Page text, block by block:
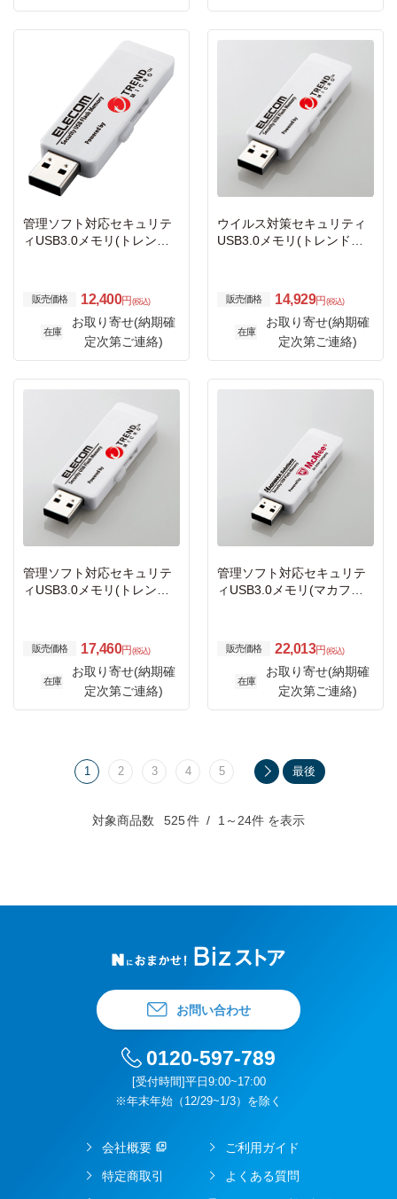
管理ソフト対応セキュリテ
ィUSB3.0メモリ(トレンド
販売価格 12,400円 (税込)
在庫
お取り寄せ(納期確
定次第ご連絡)
ウイルス対策セキュリティ
USB3.0メモリ(トレンドマ
販売価格 14,929円 (税込)
在庫
お取り寄せ(納期確
定次第ご連絡)
管理ソフト対応セキュリテ
ィUSB3.0メモリ(トレンド
販売価格 17,460円 (税込)
在庫
お取り寄せ(納期確
定次第ご連絡)
管理ソフト対応セキュリテ
ィUSB3.0メモリ(マカフィ
販売価格 22,013円 (税込)
在庫
お取り寄せ(納期確
定次第ご連絡)
対象商品数 525件 1～24件 を表示
1 2 3 4 5 最後
お問い合わせ
0120-597-789
[受付時間]平日9:00~17:00
※年末年始（12/29~1/3）を除く
会社概要
ご利用ガイド
特定商取引
よくある質問